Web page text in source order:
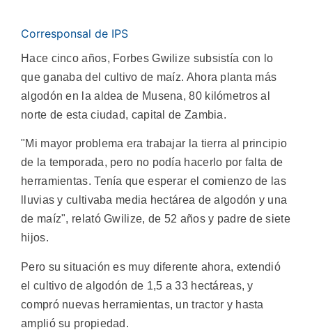
Corresponsal de IPS
Hace cinco años, Forbes Gwilize subsistía con lo
que ganaba del cultivo de maíz. Ahora planta más
algodón en la aldea de Musena, 80 kilómetros al
norte de esta ciudad, capital de Zambia.
"Mi mayor problema era trabajar la tierra al principio
de la temporada, pero no podía hacerlo por falta de
herramientas. Tenía que esperar el comienzo de las
lluvias y cultivaba media hectárea de algodón y una
de maíz", relató Gwilize, de 52 años y padre de siete
hijos.
Pero su situación es muy diferente ahora, extendió
el cultivo de algodón de 1,5 a 33 hectáreas, y
compró nuevas herramientas, un tractor y hasta
amplió su propiedad.